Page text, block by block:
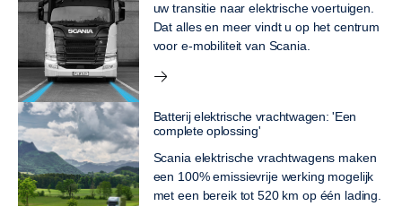
uw transitie naar elektrische voertuigen.
Dat alles en meer vindt u op het centrum
voor e-mobiliteit van Scania.
Batterij elektrische vrachtwagen: 'Een
complete oplossing'
Scania elektrische vrachtwagens maken
een 100% emissievrije werking mogelijk
met een bereik tot 520 km op één lading.